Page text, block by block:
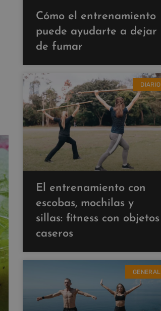
Cómo el entrenamiento
puede ayudarte a dejar
de fumar
DIARIO
El entrenamiento con
escobas, mochilas y
sillas: fitness con objetos
caseros
GENERAL